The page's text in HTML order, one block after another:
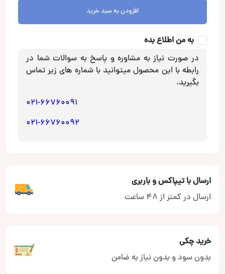
افزودن به سبد خرید
به من اطلاع بده
در صورت نیاز به مشاوره و پاسخ به سوالات شما در
رابطه با این محصول میتوانید با شماره های زیر تماس
بگیرید.
021-66760091
021-66760092
ارسال با تیپاکس و باربری
ارسال در کمتر از 48 ساعت
خرید چکی
بدون سود و بدون نیاز به ضامن